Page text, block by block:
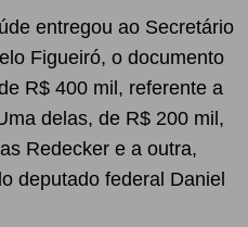
entregou ao Secretário
Figueiró, o documento
R$ 400 mil, referente a
delas, de R$ 200 mil,
Redecker e a outra,
deputado federal Daniel